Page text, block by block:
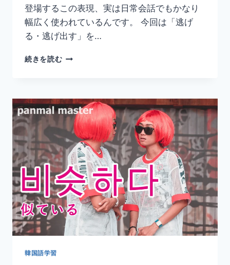
登場するこの表現、実は日常会話でもかなり
幅広く使われているんです。 今回は「逃げ
る・逃げ出す」を…
続きを読む韓
아
나
다」
の
意
味
と
使
い
方
｜
逃
げ
韓国語学習